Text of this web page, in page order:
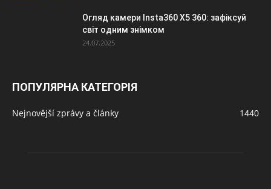
Огляд камери Insta360 X5 360: зафіксуй
світ одним знімком
24.07.2025
ПОПУЛЯРНА КАТЕГОРІЯ
Nejnovější zprávy a články 1440